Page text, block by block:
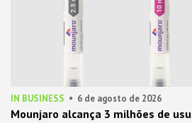
IN BUSINESS 6 de agosto de 2026
Mounjaro alcança 3 milhões de